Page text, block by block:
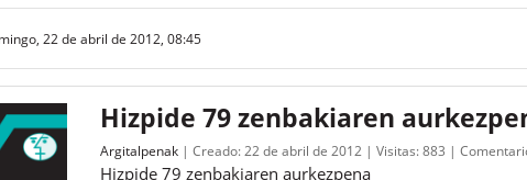
22 de abril de 2012, 08:45
Hizpide 79 zenbakiaren
Argitalpenak Creado:22 de abril de 2012 Visitas:883
Hizpide 79 zenbakiaren aurkezpena